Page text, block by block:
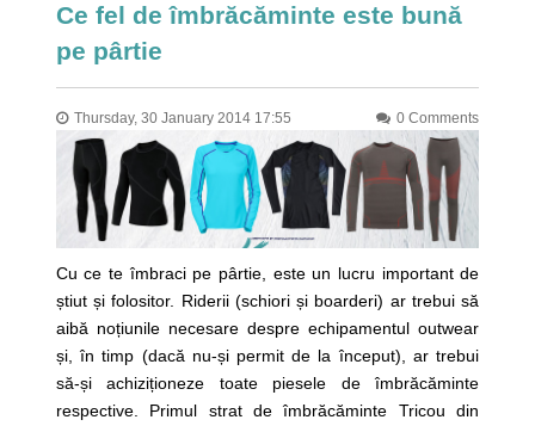
Ce fel de îmbrăcăminte este bună
pe pârtie
Thursday, 30 January 2014 17:55 0 Comments
Cu ce te îmbraci pe pârtie, este un lucru important de
știut și folositor. Riderii (schiori și boarderi) ar trebui să
aibă noțiunile necesare despre echipamentul outwear
și, în timp (dacă nu-și permit de la început), ar trebui
să-și achiziționeze toate piesele de îmbrăcăminte
respective. Primul strat de îmbrăcăminte Tricou din